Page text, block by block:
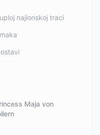
najlonskoj traci
Maja von